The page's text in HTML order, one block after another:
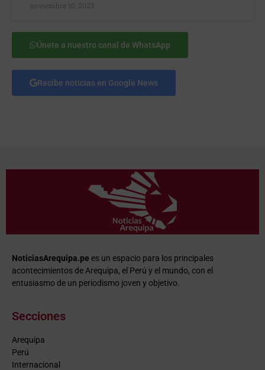
noviembre 10, 2023
Únete a nuestro canal de WhatsApp
Recibe noticias en Google News
NoticiasArequipa.pe es un espacio para los principales
acontecimientos de Arequipa, el Perú y el mundo, con el
entusiasmo de un periodismo joven y objetivo.
Secciones
Arequipa
Perú
Internacional